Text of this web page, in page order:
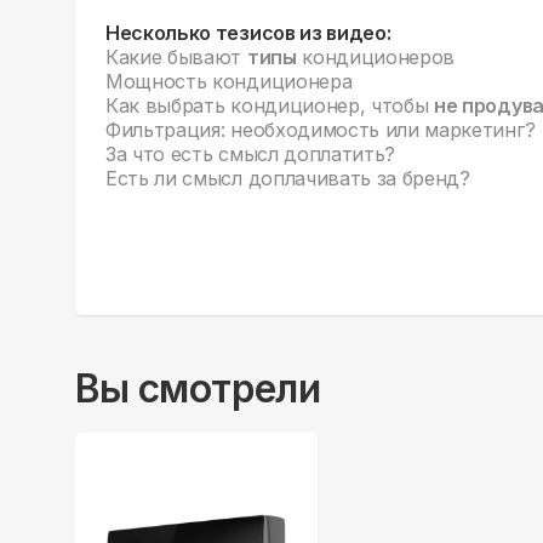
Несколько тезисов из видео:
Какие бывают типы кондиционеров
Мощность кондиционера
Как выбрать кондиционер, чтобы не
Фильтрация: необходимость или маркетинг?
За что есть смысл доплатить?
Есть ли смысл доплачивать за бренд?
Вы смотрели